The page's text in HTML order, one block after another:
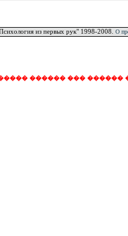
из первых рук" 1998-2008. О
������ ��� ������ � ����: /